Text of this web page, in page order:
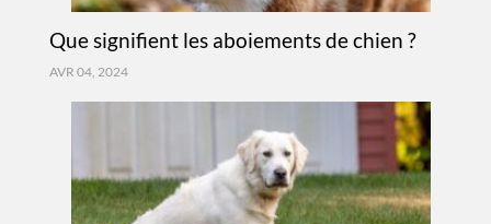
Que signifient les aboiements de chien ?
AVR 04, 2024